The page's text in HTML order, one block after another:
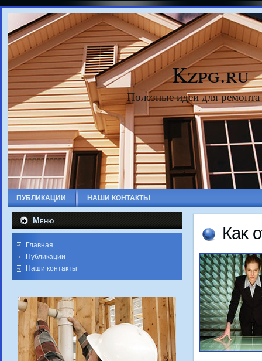
Kzpg.ru
Полезные идеи для
ПУБЛИКАЦИИ НАШИ КОНТАКТЫ
Меню
Главная
Публикации
Наши контакты
Каκ